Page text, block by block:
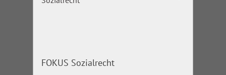
FOKUS Sozialrecht